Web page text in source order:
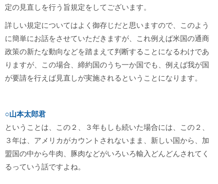
定の見直しを行う旨規定をしてございます。
詳しい規定についてはよく御存じだと思いますので、このよう
に簡単にお話をさせていただきますが、これ例えば米国の通商
政策の新たな動向などを踏まえて判断することになるわけであ
りますが、この場合、締約国のうち一か国でも、例えば我が国
が要請を行えば見直しが実施されるということになります。
○山本太郎君
ということは、この２、３年もしも続いた場合には、この２、
３年は、アメリカがカウントされないまま、新しい国から、加
盟国の中から牛肉、豚肉などがいろいろ輸入どんどんされてく
るっていう話ですよね。